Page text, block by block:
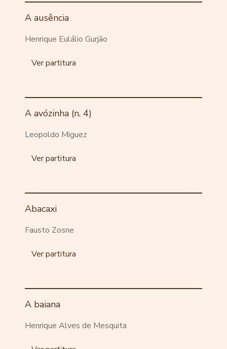
A ausência
Henrique Eulálio Gurjão
Ver partitura
A avózinha (n. 4)
Leopoldo Miguez
Ver partitura
Abacaxi
Fausto Zosne
Ver partitura
A baiana
Henrique Alves de Mesquita